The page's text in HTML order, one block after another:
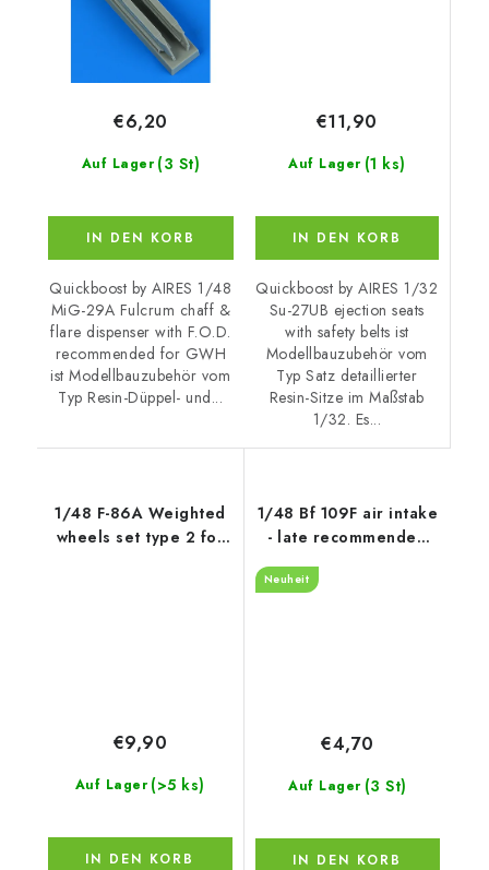
Auf Lager (3 St)
€6,20
IN DEN KORB
Quickboost by AIRES 1/48
MiG-29A Fulcrum chaff &
flare dispenser with F.O.D.
recommended for GWH
ist Modellbauzubehör vom
Typ Resin-Düppel- und...
Auf Lager (1 ks)
€11,90
IN DEN KORB
Quickboost by AIRES 1/32
Su-27UB ejection seats
with safety belts ist
Modellbauzubehör vom
Typ Satz detaillierter
Resin-Sitze im Maßstab
1/32. Es...
1/48 F-86A Weighted
wheels set type 2 for
Auf Lager (>5 ks)
€9,90
IN DEN KORB
1/48 Bf 109F air intake
- late recommended
Neuheit
Auf Lager (3 St)
€4,70
IN DEN KORB